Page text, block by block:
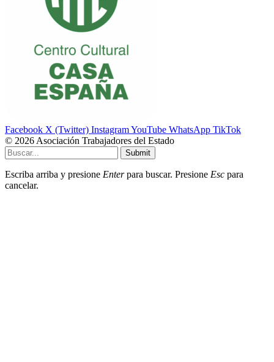
Facebook X (Twitter) InstagramYouTube WhatsApp TikTok
© 2026 Asociación Trabajadores del Estado
Submit
Escriba arriba y presione Enterpara buscar. Presione Esc para
cancelar.